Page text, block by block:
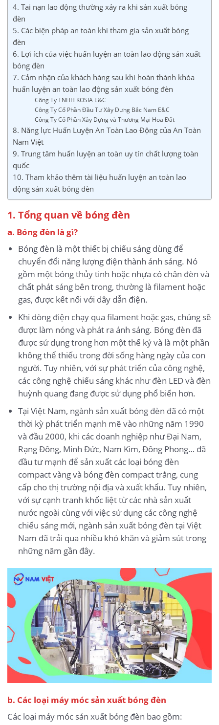
4. Tai nạn lao động thường xảy ra khi sản xuất bóng
đèn
5. Các biện pháp an toàn khi tham gia sản xuất bóng
đèn
6. Lợi ích của việc huấn luyện an toàn lao động sản xuất
bóng đèn
7. Cảm nhận của khách hàng sau khi hoàn thành khóa
huấn luyện an toàn lao động sản xuất bóng đèn
Công Ty TNHH KOSIA E&C
Công Ty Cổ Phần Đầu Tư Xây Dựng Bắc Nam E&C
Công Ty Cổ Phần Xây Dựng và Thương Mại Hoa Đất
8. Năng lực Huấn Luyện An Toàn Lao Động của An Toàn
Nam Việt
9. Trung tâm huấn luyện an toàn uy tín chất lượng toàn
quốc
10. Tham khảo thêm tài liệu huấn luyện an toàn lao
động sản xuất bóng đèn
1. Tổng quan về bóng đèn
a. Bóng đèn là gì?
Bóng đèn là một thiết bị chiếu sáng dùng để
chuyển đổi năng lượng điện thành ánh sáng. Nó
gồm một bóng thủy tinh hoặc nhựa có chân đèn và
chất phát sáng bên trong, thường là filament hoặc
gas, được kết nối với dây dẫn điện.
Khi dòng điện chạy qua filament hoặc gas, chúng sẽ
được làm nóng và phát ra ánh sáng. Bóng đèn đã
được sử dụng trong hơn một thế kỷ và là một phần
không thể thiếu trong đời sống hàng ngày của con
người. Tuy nhiên, với sự phát triển của công nghệ,
các công nghệ chiếu sáng khác như đèn LED và đèn
huỳnh quang đang được sử dụng phổ biến hơn.
Tại Việt Nam, ngành sản xuất bóng đèn đã có một
thời kỳ phát triển mạnh mẽ vào những năm 1990
và đầu 2000, khi các doanh nghiệp như Đại Nam,
Rạng Đông, Minh Đức, Nam Kim, Đông Phong… đã
đầu tư mạnh để sản xuất các loại bóng đèn
compact vàng và bóng đèn compact trắng, cung
cấp cho thị trường nội địa và xuất khẩu. Tuy nhiên,
với sự cạnh tranh khốc liệt từ các nhà sản xuất
nước ngoài cùng với việc sử dụng các công nghệ
chiếu sáng mới, ngành sản xuất bóng đèn tại Việt
Nam đã trải qua nhiều khó khăn và giảm sút trong
những năm gần đây.
b. Các loại máy móc sản xuất bóng đèn
Các loại máy móc sản xuất bóng đèn bao gồm: